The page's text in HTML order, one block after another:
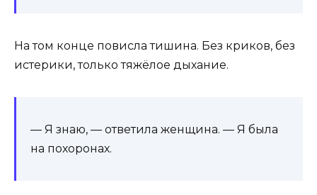
На том конце повисла тишина. Без криков, без
истерики, только тяжёлое дыхание.
— Я знаю, — ответила женщина. — Я была
на похоронах.